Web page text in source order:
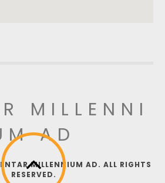
MILLENNI
AD
MILLENNIUM AD. ALL RIGHTS
RESERVED.